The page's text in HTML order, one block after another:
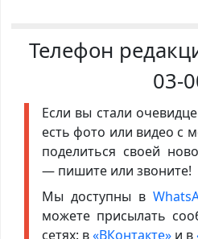
Телефон
03-
Если вы стали
есть фото или видео с
поделиться своей
— пишите или звоните!
Мы доступны в
можете присылать
сетях: в«ВКонтакте»и в